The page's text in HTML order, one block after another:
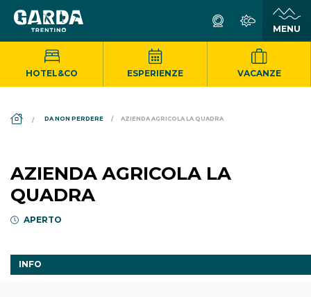
HOTEL&CO ESPERIENZE VACANZE
DA NON PERDERE AZIENDA AGRICOLA LA QUADRA
AZIENDA AGRICOLA LA
QUADRA
APERTO
INFO